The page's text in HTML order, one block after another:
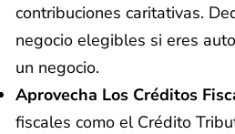
contribuciones caritativas.
negocio elegibles si eres
un negocio.
Aprovecha Los Créditos
fiscales como el Crédito